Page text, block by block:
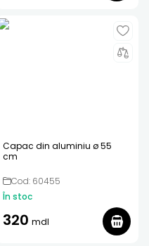
Capac din aluminiu ø 55
cm
Cod: 60455
În stoc
320 mdl